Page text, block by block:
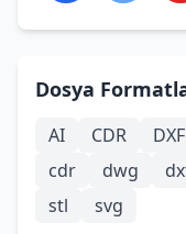
Dosya
AI CDR DXF
cdr
dwg
stl
svg